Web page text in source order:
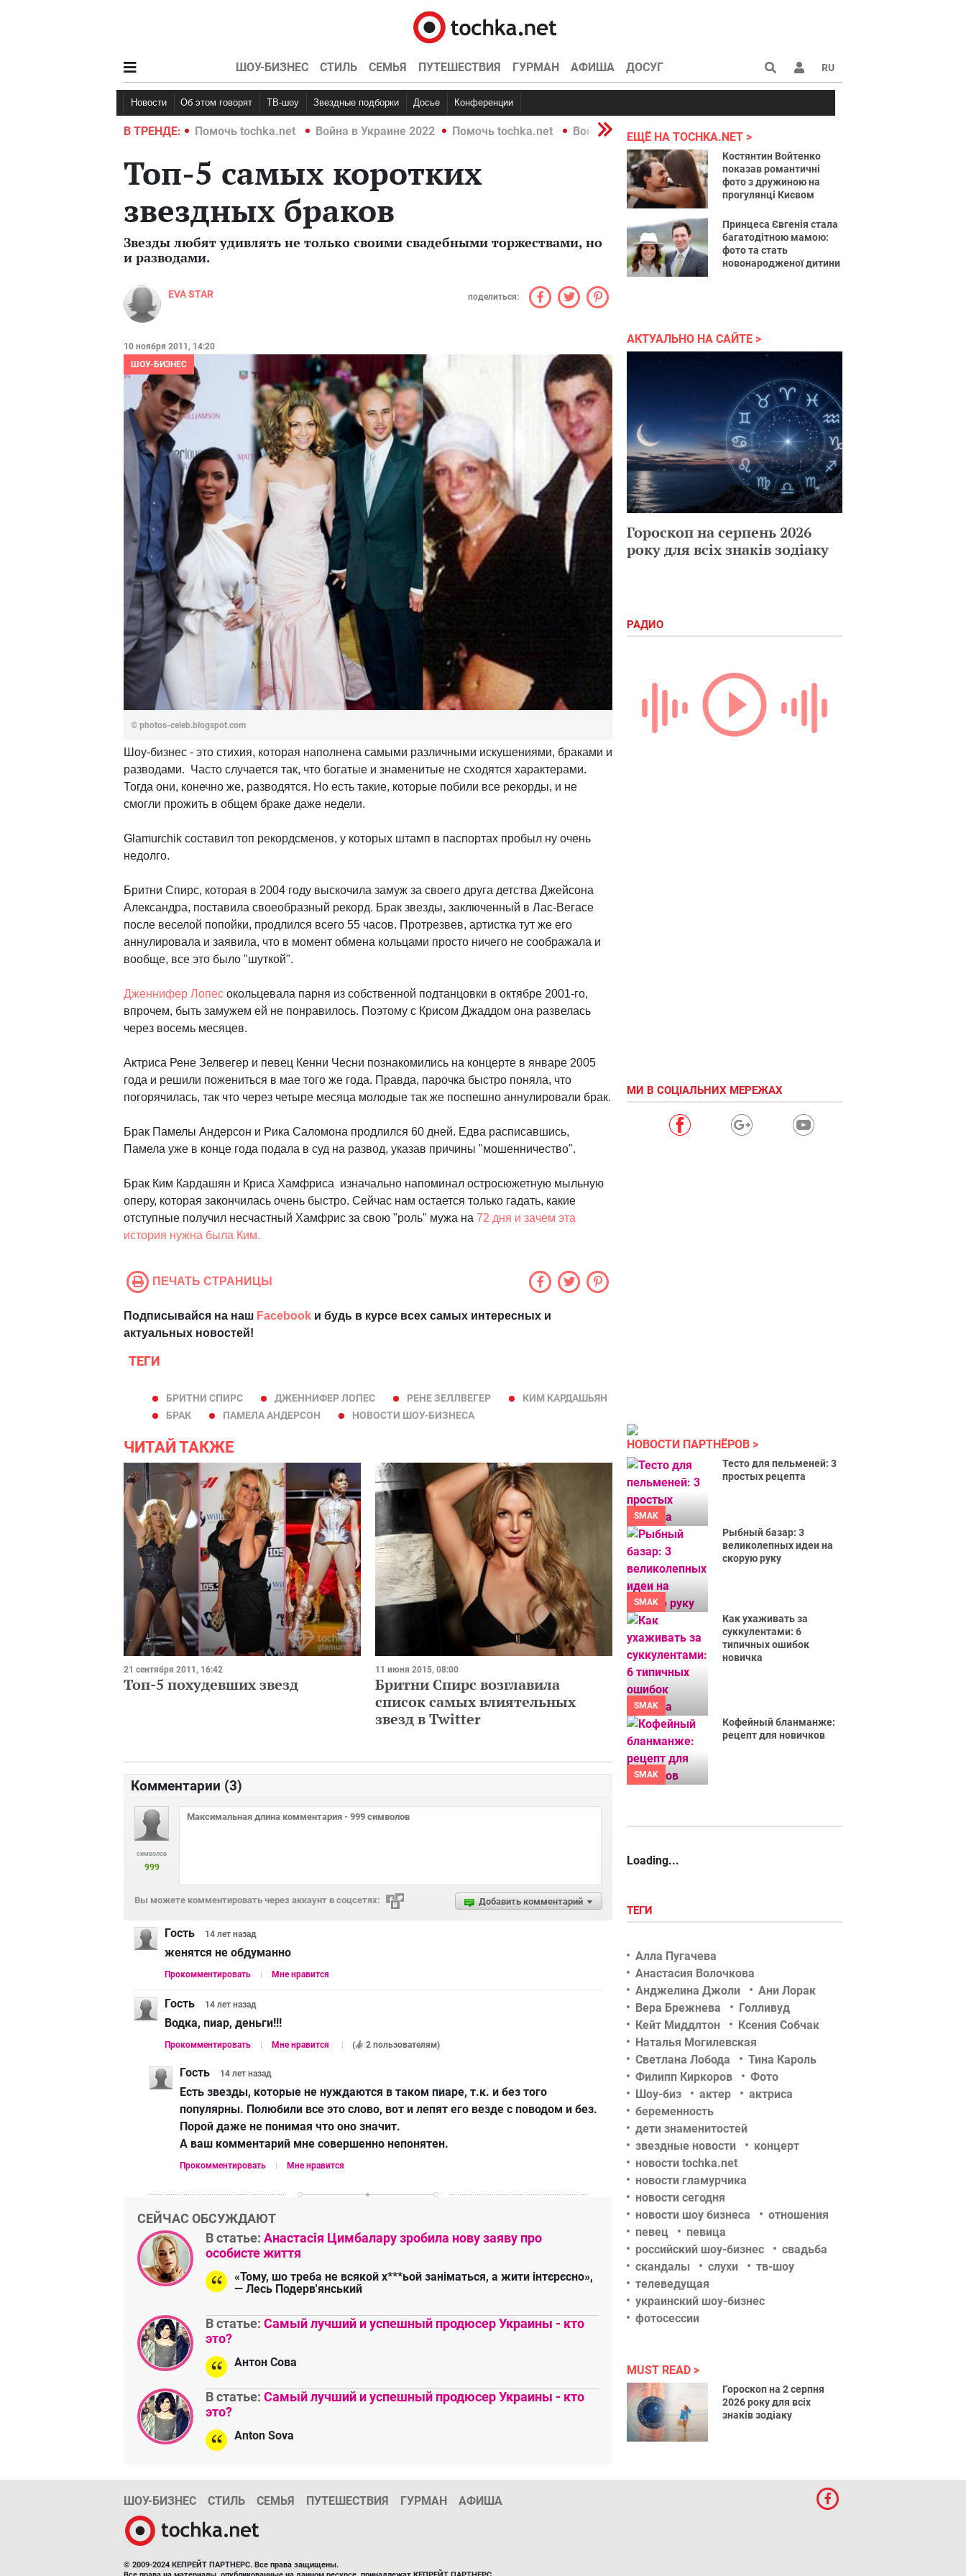
ШОУ-БИЗНЕС СТИЛЬ СЕМЬЯ ПУТЕШЕСТВИЯ ГУРМАН АФИША ДОСУГ RU
Новости Об этом говорят ТВ-шоу Звездные подборки Досье Конференции
В ТРЕНДЕ:
Война в Украине 2022 Помочь tochka.net Война в Украине 2022 Помочь tochka.net Война в Украине 2022
Топ-5 самых коротких
звездных браков
Звезды любят удивлять не только своими свадебными торжествами, но
и разводами.
EVA STAR поделиться:
10 ноября 2011, 14:20
ШОУ-БИЗНЕС
© photos-celeb.blogspot.com
Шоу-бизнес - это стихия, которая наполнена самыми различными искушениями, браками и
разводами. Часто случается так, что богатые и знаменитые не сходятся характерами.
Тогда они, конечно же, разводятся. Но есть такие, которые побили все рекорды, и не
смогли прожить в общем браке даже недели.
Glamurchik составил топ рекордсменов, у которых штамп в паспортах пробыл ну очень
недолго.
Бритни Спирс, которая в 2004 году выскочила замуж за своего друга детства Джейсона
Александра, поставила своеобразный рекорд. Брак звезды, заключенный в Лас-Вегасе
после веселой попойки, продлился всего 55 часов. Протрезвев, артистка тут же его
аннулировала и заявила, что в момент обмена кольцами просто ничего не соображала и
вообще, все это было "шуткой".
Дженнифер Лопес окольцевала парня из собственной подтанцовки в октябре 2001-го,
впрочем, быть замужем ей не понравилось. Поэтому с Крисом Джаддом она развелась
через восемь месяцев.
Актриса Рене Зелвегер и певец Кенни Чесни познакомились на концерте в январе 2005
года и решили пожениться в мае того же года. Правда, парочка быстро поняла, что
погорячилась, так что через четыре месяца молодые так же поспешно аннулировали брак.
Брак Памелы Андерсон и Рика Саломона продлился 60 дней. Едва расписавшись,
Памела уже в конце года подала в суд на развод, указав причины "мошенничество".
Брак Ким Кардашян и Криса Хамфриса изначально напоминал остросюжетную мыльную
оперу, которая закончилась очень быстро. Сейчас нам остается только гадать, какие
отступные получил несчастный Хамфрис за свою "роль" мужа на 72 дня и зачем эта
история нужна была Ким.
ПЕЧАТЬ СТРАНИЦЫ
Подписывайся на наш Facebook и будь в курсе всех самых интересных и
актуальных новостей!
ТЕГИ
БРИТНИ СПИРС ДЖЕННИФЕР ЛОПЕС РЕНЕ ЗЕЛЛВЕГЕР
КИМ КАРДАШЬЯН
БРАК
ПАМЕЛА АНДЕРСОН НОВОСТИ ШОУ-БИЗНЕСА
ЧИТАЙ ТАКЖЕ
21 сентября 2011, 16:42
Топ-5 похудевших звезд
11 июня 2015, 08:00
Бритни Спирс возглавила
список самых влиятельных
звезд в Twitter
Комментарии (3)
символов
999
Добавить комментарий
Вы можете комментировать через аккаунт в соцсетях:
Гость 14 лет назад
женятся не обдуманно
Прокомментировать Мне нравится
Гость 14 лет назад
Водка, пиар, деньги!!!
Прокомментировать Мне нравится ( 2 пользователям)
Гость 14 лет назад
Есть звезды, которые не нуждаются в таком пиаре, т.к. и без того
популярны. Полюбили все это слово, вот и лепят его везде с поводом и без.
Порой даже не понимая что оно значит.
А ваш комментарий мне совершенно непонятен.
Прокомментировать Мне нравится
СЕЙЧАС ОБСУЖДАЮТ
В статье: Анастасія Цимбалару зробила нову заяву про
особисте життя
«Тому, шо треба не всякой х***ьой заніматься, а жити інтєрєсно»,
— Лесь Подерв'янський
В статье: Самый лучший и успешный продюсер Украины - кто
это?
Антон Сова
В статье: Самый лучший и успешный продюсер Украины - кто
это?
Anton Sova
ЕЩЁ НА TOCHKA.NET
Костянтин Войтенко
показав романтичні
фото з дружиною на
прогулянці Києвом
Принцеса Євгенія стала
багатодітною мамою:
фото та стать
новонародженої дитини
АКТУАЛЬНО НА САЙТЕ
Гороскоп на серпень 2026
року для всіх знаків зодіаку
РАДИО
МИ В СОЦІАЛЬНИХ МЕРЕЖАХ
НОВОСТИ ПАРТНЁРОВ
SMAK
Тесто для пельменей: 3
простых рецепта
SMAK
Рыбный базар: 3
великолепных идеи на
скорую руку
SMAK
Как ухаживать за
суккулентами: 6
типичных ошибок
новичка
SMAK
Кофейный бланманже:
рецепт для новичков
Loading...
ТЕГИ
Алла Пугачева
Анастасия Волочкова
Анджелина Джоли
Ани Лорак
Вера Брежнева
Голливуд
Кейт Миддлтон
Ксения Собчак
Наталья Могилевская
Светлана Лобода
Тина Кароль
Филипп Киркоров
Фото
Шоу-биз
актер
актриса
беременность
дети знаменитостей
звездные новости
концерт
новости tochka.net
новости гламурчика
новости сегодня
новости шоу бизнеса
отношения
певец
певица
российский шоу-бизнес
свадьба
скандалы
слухи
тв-шоу
телеведущая
украинский шоу-бизнес
фотосессии
MUST READ
Гороскоп на 2 серпня
2026 року для всіх
знаків зодіаку
ШОУ-БИЗНЕС СТИЛЬ СЕМЬЯ ПУТЕШЕСТВИЯ ГУРМАН АФИША
© 2009-2024 КЕПРЕЙТ ПАРТНЕРС. Все права защищены.